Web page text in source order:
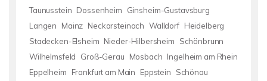
Taunusstein Dossenheim
Ginsheim-Gustavsburg
Langen
Mainz Neckarsteinach Walldorf Heidelberg
Stadecken-Elsheim Nieder-Hilbersheim
Schönbrunn
Wilhelmsfeld
Groß-Gerau Mosbach Ingelheim am Rhein
Eppelheim
Frankfurt am Main Eppstein
Schönau